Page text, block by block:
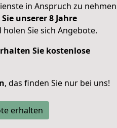
in Anspruch zu nehmen
unserer 8 Jahre
Sie sich Angebote.
Sie kostenlose
, das finden Sie nur bei uns!
erhalten